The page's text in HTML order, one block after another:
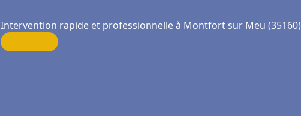
Intervention rapide et professionnelle à Montfort sur Meu (35160)